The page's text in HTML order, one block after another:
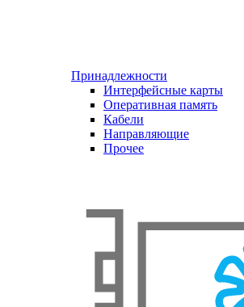
Принадлежности
Интерфейсные карты
Оперативная память
Кабели
Направляющие
Прочее